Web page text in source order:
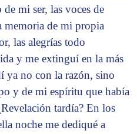
mi ser, las voces de
memoria de mi propia
las alegrías todo
y me extinguí en la más
ya no con la razón, sino
y de mi espíritu que había
tardía? En los
noche me dediqué a